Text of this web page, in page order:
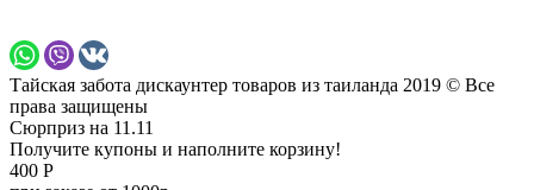
Тайская забота дискаунтер товаров из таиланда 2019 © Все
права защищены
Сюрприз на 11.11
Получите купоны и наполните корзину!
400 Р